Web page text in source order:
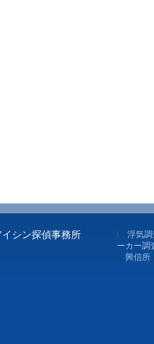
シン探偵事務所
浮気
ーカー調
興信所